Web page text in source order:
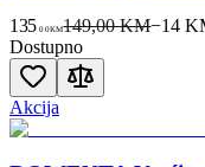
135 00KM149,00 KM−14
Dostupno
Akcija